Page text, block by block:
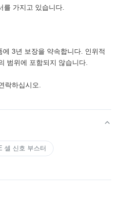
를 가지고 있습니다.
3년 보장을 약속합니다. 인위적
범위에 포함되지 않습니다.
락하십시오.
셀 신호 부스터